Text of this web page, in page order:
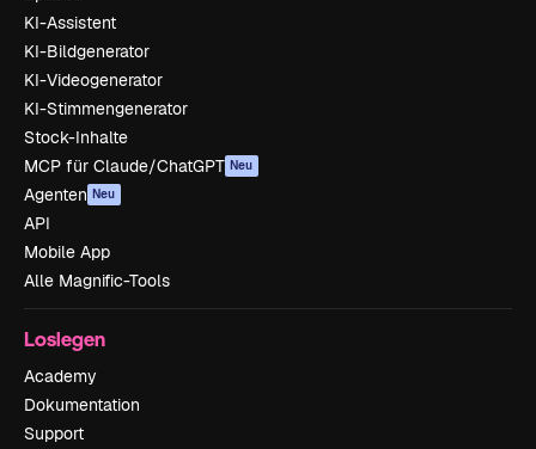
KI-Assistent
KI-Bildgenerator
KI-Videogenerator
KI-Stimmengenerator
Stock-Inhalte
MCP für Claude/ChatGPT Neu
Agenten Neu
API
Mobile App
Alle Magnific-Tools
Loslegen
Academy
Dokumentation
Support